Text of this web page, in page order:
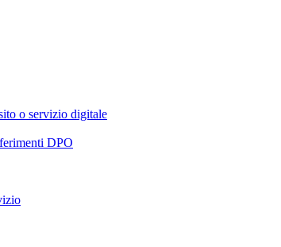
o servizio digitale
DPO